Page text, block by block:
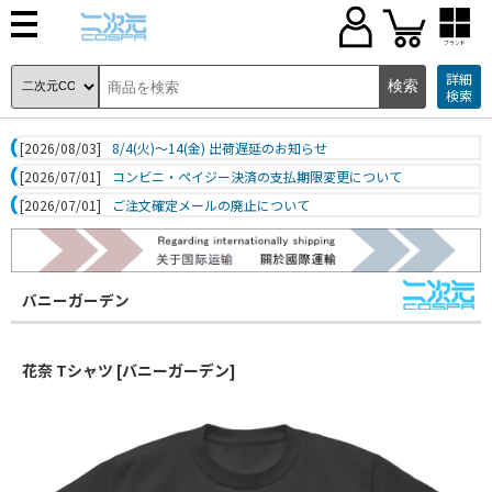
ブランド
詳細
検索
[2026/08/03]
8/4(火)～14(金) 出荷遅延のお知らせ
[2026/07/01]
コンビニ・ペイジー決済の支払期限変更について
[2026/07/01]
ご注文確定メールの廃止について
バニーガーデン
花奈 Tシャツ [バニーガーデン]